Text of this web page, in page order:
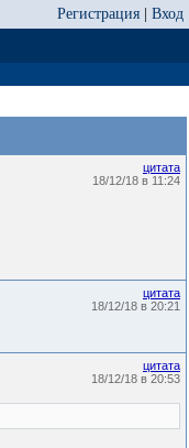
Регистрация
Вход
цитата
18/12/18 в 11:24
цитата
18/12/18 в 20:21
цитата
18/12/18 в 20:53